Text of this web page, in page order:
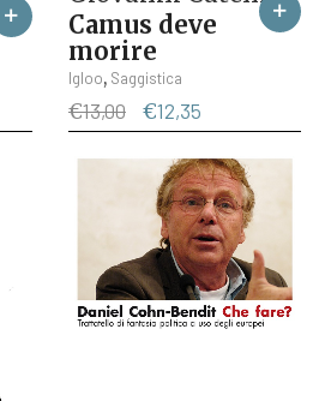
Camus deve
morire
Igloo, Saggistica
€13,00
Il
prezzo
originale
era:
€13,00.
€12,35
prezzo
attuale
è:
€12,35.